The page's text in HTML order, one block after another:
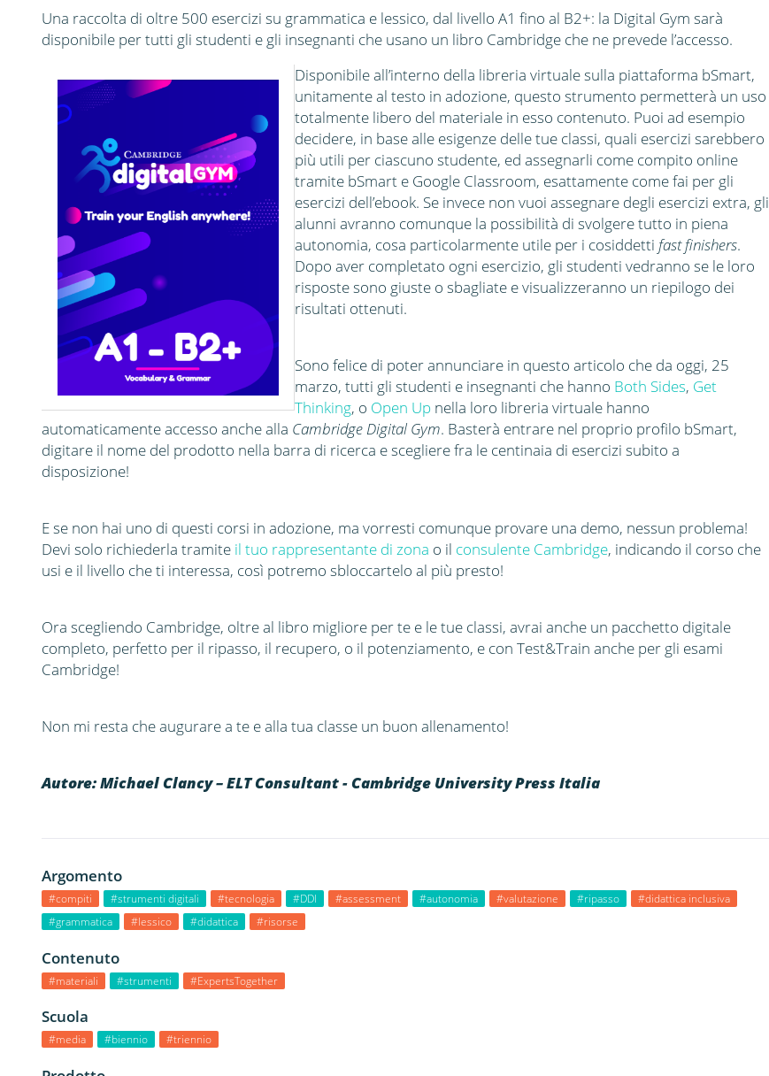
Una raccolta di oltre 500 esercizi su grammatica e lessico, dal livello A1 fino al B2+: la Digital Gym sarà
disponibile per tutti gli studenti e gli insegnanti che usano un libro Cambridge che ne prevede l’accesso.
Disponibile all’interno della libreria virtuale sulla piattaforma bSmart,
unitamente al testo in adozione, questo strumento permetterà un uso
totalmente libero del materiale in esso contenuto. Puoi ad esempio
decidere, in base alle esigenze delle tue classi, quali esercizi sarebbero
più utili per ciascuno studente, ed assegnarli come compito online
tramite bSmart e Google Classroom, esattamente come fai per gli
esercizi dell’ebook. Se invece non vuoi assegnare degli esercizi extra, gli
alunni avranno comunque la possibilità di svolgere tutto in piena
autonomia, cosa particolarmente utile per i cosiddetti fast finishers.
Dopo aver completato ogni esercizio, gli studenti vedranno se le loro
risposte sono giuste o sbagliate e visualizzeranno un riepilogo dei
risultati ottenuti.
Sono felice di poter annunciare in questo articolo che da oggi, 25
marzo, tutti gli studenti e insegnanti che hanno Both Sides, Get
Thinking, o Open Up nella loro libreria virtuale hanno
automaticamente accesso anche alla Cambridge Digital Gym. Basterà entrare nel proprio profilo bSmart,
digitare il nome del prodotto nella barra di ricerca e scegliere fra le centinaia di esercizi subito a
disposizione!
E se non hai uno di questi corsi in adozione, ma vorresti comunque provare una demo, nessun problema!
Devi solo richiederla tramite il tuo rappresentante di zona o il consulente Cambridge, indicando il corso che
usi e il livello che ti interessa, così potremo sbloccartelo al più presto!
Ora scegliendo Cambridge, oltre al libro migliore per te e le tue classi, avrai anche un pacchetto digitale
completo, perfetto per il ripasso, il recupero, o il potenziamento, e con Test&Train anche per gli esami
Cambridge!
Non mi resta che augurare a te e alla tua classe un buon allenamento!
Autore: Michael Clancy – ELT Consultant - Cambridge University Press Italia
Argomento
#compiti #strumenti digitali #tecnologia #DDI #assessment #autonomia #valutazione #ripasso
#didattica inclusiva
#grammatica
#lessico #didattica #risorse
Contenuto
#materiali #strumenti #ExpertsTogether
Scuola
#media #biennio #triennio